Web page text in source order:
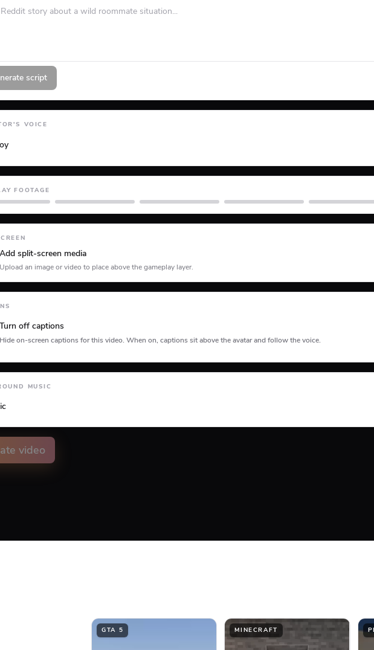
script
VOICE
FOOTAGE
Minecraft Planet Coaster Roblox Skate
Add split-screen media
Upload an image or video to place above the gameplay layer.
Turn off captions
Hide on-screen captions for this video. When on, captions sit above the avatar and follow the voice.
type
MUSIC
video
GTA 5 MINECRAFT